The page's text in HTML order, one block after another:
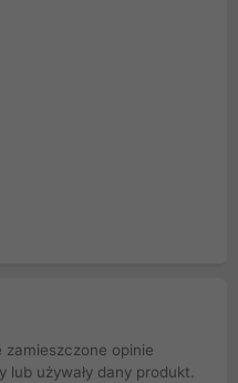
zamieszczone opinie
lub używały dany produkt.